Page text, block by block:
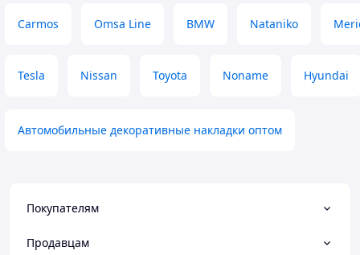
Carmos Omsa Line BMW Nataniko
Tesla Nissan Toyota Noname Hyundai
Автомобильные декоративные накладки оптом
Покупателям
Продавцам